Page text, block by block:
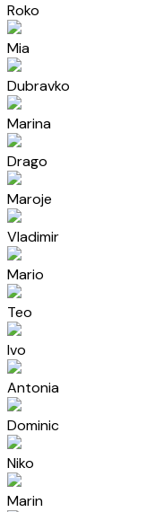
Roko
Mia
Dubravko
Marina
Drago
Maroje
Vladimir
Mario
Teo
Ivo
Antonia
Dominic
Niko
Marin